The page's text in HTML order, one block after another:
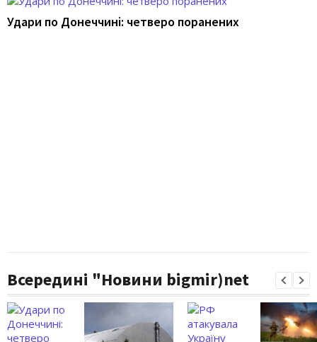
Удари по Донеччині: четверо поранених
Всередині "Новини bigmir)net